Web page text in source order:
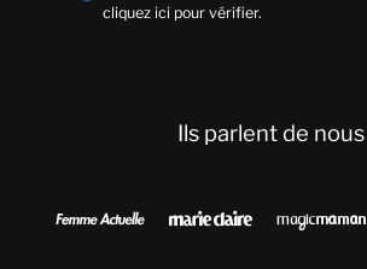
cliquez ici pour vérifier.
Ils parlent de nous
  